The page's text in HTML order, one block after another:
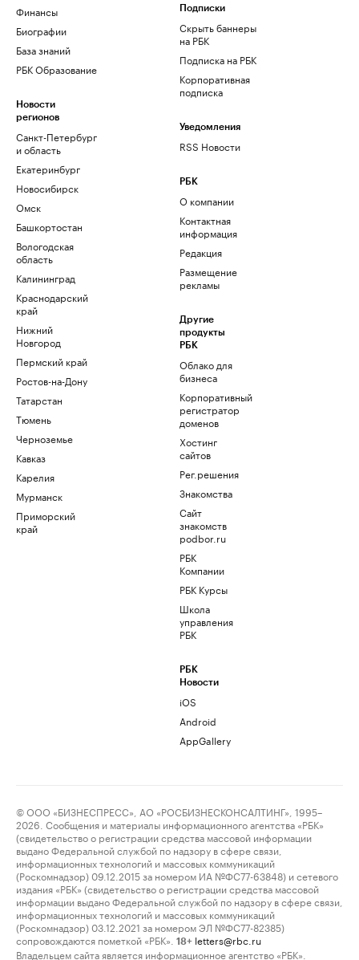
Финансы
Биографии
База знаний
РБК Образование
Новости
регионов
Санкт-Петербург
и область
Екатеринбург
Новосибирск
Омск
Башкортостан
Вологодская
область
Калининград
Краснодарский
край
Нижний
Новгород
Пермский край
Ростов-на-Дону
Татарстан
Тюмень
Черноземье
Кавказ
Карелия
Мурманск
Приморский
край
Подписки
Скрыть баннеры
на РБК
Подписка на РБК
Корпоративная
подписка
Уведомления
RSS Новости
РБК
О компании
Контактная
информация
Редакция
Размещение
рекламы
Другие
продукты
РБК
Облако для
бизнеса
Корпоративный
регистратор
доменов
Хостинг
сайтов
Рег.решения
Знакомства
Сайт
знакомств
podbor.ru
РБК
Компании
РБК Курсы
Школа
управления
РБК
РБК
Новости
iOS
Android
AppGallery
© ООО «БИЗНЕСПРЕСС», АО «РОСБИЗНЕСКОНСАЛТИНГ», 1995–
2026. Сообщения и материалы информационного агентства «РБК»
(свидетельство о регистрации средства массовой информации
выдано Федеральной службой по надзору в сфере связи,
информационных технологий и массовых коммуникаций
(Роскомнадзор) 09.12.2015 за номером ИА №ФС77-63848) и сетевого
издания «РБК» (свидетельство о регистрации средства массовой
информации выдано Федеральной службой по надзору в сфере связи,
информационных технологий и массовых коммуникаций
(Роскомнадзор) 03.12.2021 за номером ЭЛ №ФС77-82385)
сопровождаются пометкой «РБК».
18+ letters@rbc.ru
Владельцем сайта является информационное агентство «РБК».